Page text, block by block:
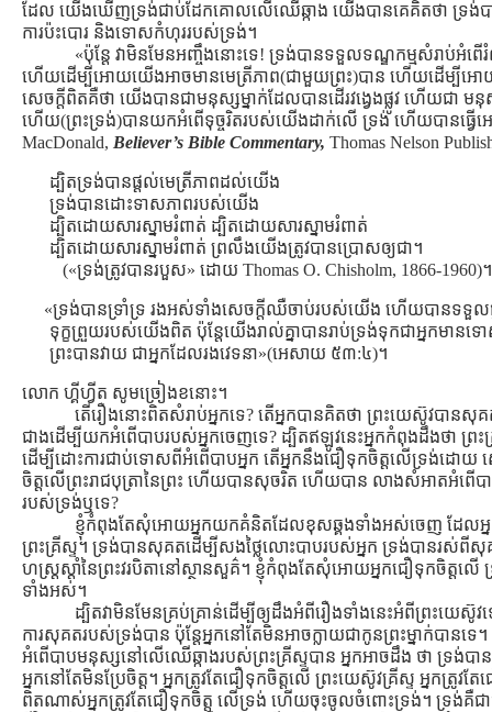
ដែល យើងឃើញទ្រង់ជាប់ដែកគោលលើឈើឆ្កាង យើងបានគេគិតថា ទ្រ
ការប៉ះបោរ និងទោសកំហុររបស់ទ្រង់។
«ប៉ុន្ដែ វាមិនមែនអញ្ចឹងនោះទេ! ទ្រង់បានទទួលទណ្ឌកម្មសំរាប់អំពើ
ហើយដើម្បីអោយយើងអាចមានមេត្រីភាព(ជាមួយព្រះ)បាន ហើយដើម្បីអ
សេចក្ដីពិតគឺថា យើងបានជាមនុស្សម្នាក់ដែលបានដើរវង្វេងផ្លូវ ហើយជា ម
ហើយ(ព្រះទ្រង់)បានយកអំពើទុច្ចរិតរបស់យើងដាក់លើ ទ្រង់ ហើយបានធ្វើ
MacDonald, Believer’s Bible Commentary, Thomas Nelson
ដ្បិតទ្រង់បានផ្ដល់មេត្រីភាពដល់យើង
ទ្រង់បានដោះទាសភាពរបស់យើង
ដ្បិតដោយសារស្នាមរំពាត់ ដ្បិតដោយសារស្នាមរំពាត់
ដ្បិតដោយសារស្នាមរំពាត់ ព្រលឹងយើងត្រូវបានប្រោសឲ្យជា។
(«ទ្រង់ត្រូវបានរបួស» ដោយ Thomas O. Chisholm, 1866-1960)។
«ទ្រង់បានទ្រាំទ្រ រងអស់ទាំងសេចក្តីឈឺចាប់របស់យើង ហើយបានទទួល
ទុក្ខព្រួយរបស់យើងពិត ប៉ុន្តែយើងរាល់គ្នាបានរាប់ទ្រង់ទុកជាអ្នកមាន
ព្រះបានវាយ ជាអ្នកដែលរងវេទនា»(អេសាយ ៥៣:៤)។
លោក ហ្គីហ្វីត សូមច្រៀងខនោះ។
តើរឿងនោះពិតសំរាប់អ្នកទេ? តើអ្នកបានគិតថា ព្រះយេស៊ូវបាន
ជាងដើម្បីយកអំពើបាបរបស់អ្នកចេញទេ? ដ្បិតឥឡូវនេះអ្នកកំពុងដឹងថា ព្រ
ដើម្បីដោះការជាប់ទោសពីអំពើបាបអ្នក តើអ្នកនឹងជឿទុកចិត្ដលើទ្រង់ដោយ
ចិត្ដលើព្រះរាជបុត្រានៃព្រះ ហើយបានសុចរិត ហើយបាន លាងសំអាតអំ
របស់ទ្រង់ឬទេ?
ខ្ញុំកំពុងតែសុំអោយអ្នកយកគំនិតដែលខុសឆ្គងទាំងអស់ចេញ ដែលអ្ន
ព្រះគ្រីស្ទ។ ទ្រង់បានសុគតដើម្បីសងថ្លៃលោះបាបរបស់អ្នក ទ្រង់បានរស់ពី
ហស្ដ្រស្ដាំនៃព្រះវរបិតានៅស្ថានសួគ៌។ ខ្ញុំកំពុងតែសុំអោយអ្នកជឿទុកចិត្ដល
ទាំងអស់។
ដ្បិតវាមិនមែនគ្រប់គ្រាន់ដើម្បីឲ្យដឹងអំពីរឿងទាំងនេះអំពីព្រះយេ
ការសុគតរបស់ទ្រង់បាន ប៉ុន្ដែអ្នកនៅតែមិនអាចក្លាយជាកូនព្រះម្នាក់បាន
អំពើបាបមនុស្សនៅលើឈើឆ្កាងរបស់ព្រះគ្រីស្ទបាន អ្នកអាចដឹង ថា ទ្រង់
អ្នកនៅតែមិនប្រែចិត្ដ។ អ្នកត្រូវតែជឿទុកចិត្ដលើ ព្រះយេស៊ូវគ្រីស្ទ អ្នកត្រូវ
ពិតណាស់អ្នកត្រូវតែជឿទុកចិត្ដ លើទ្រង់ ហើយចុះចូលចំពោះទ្រង់។ ទ្រង់គឺជាផ្លូ